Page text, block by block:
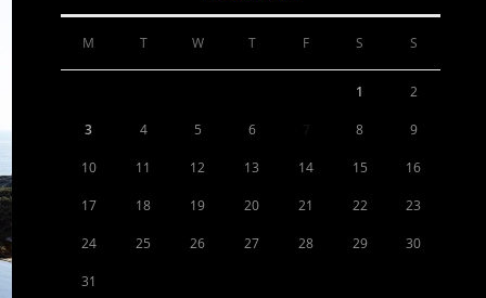
M T W T F S S
1 2
3 4 5 6 8 9
10 11 12 13 14 15 16
17 18 19 20 21 22 23
24 25 26 27 28 29 30
31